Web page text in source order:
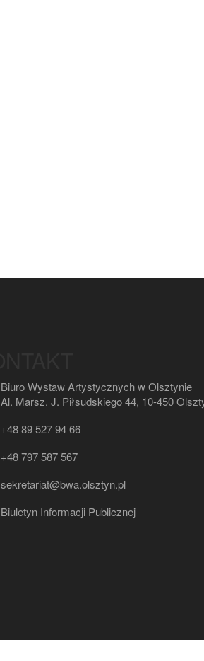
Biuro Wystaw Artystycznych w Olsztynie
Al. Marsz. J. Piłsudskiego 44, 10-450
+48 89 527 94 66
+48 797 587 567
sekretariat@bwa.olsztyn.pl
Biuletyn Informacji Publicznej